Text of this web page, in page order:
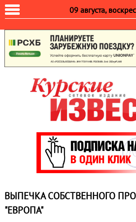
09 августа,
ВЫПЕЧКА СОБСТВЕННОГО
"ЕВРОПА"